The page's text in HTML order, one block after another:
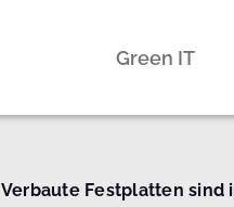
Green IT
Verbaute Festplatten sind